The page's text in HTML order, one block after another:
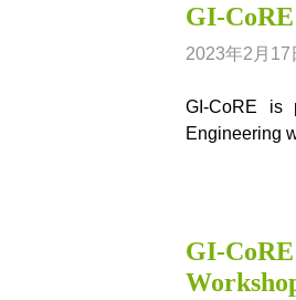
GI-
2023年2月17
GI-CoRE is
Engineering
GI-